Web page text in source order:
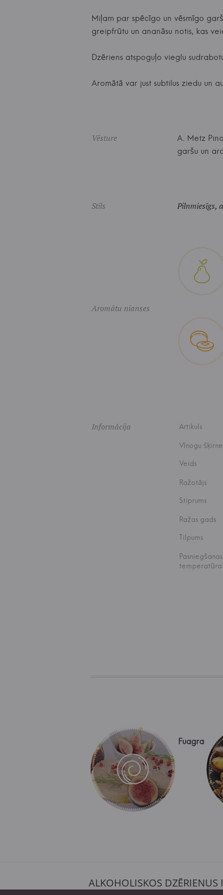
Miļam par spēcīgo un vēsmīgo
greipfrūtu un ananāsu notis, kas
Dzēriens atspoguļo vieglu
Aromātā var just subtilus ziedu un
Vēsture
A. Metz
garšu un
Stils Pilnmiesīgs,
Aromātu nianses
Informācija Artikuls
Vīnogu šķirne
Veids
Ražotājs
Stiprums
Ražas gads
Tilpums
Pasniegšanas
temperatūra
Fuagra
ALKOHOLISKOS